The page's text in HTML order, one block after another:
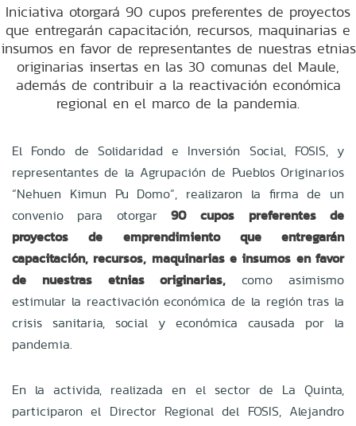
Iniciativa otorgará 90 cupos preferentes de proyectos
que entregarán capacitación, recursos, maquinarias e
insumos en favor de representantes de nuestras etnias
originarias insertas en las 30 comunas del Maule,
además de contribuir a la reactivación económica
regional en el marco de la pandemia.
El Fondo de Solidaridad e Inversión Social, FOSIS, y
representantes de la Agrupación de Pueblos Originarios
“Nehuen Kimun Pu Domo”, realizaron la firma de un
convenio para otorgar 90 cupos preferentes de
proyectos de emprendimiento que entregarán
capacitación, recursos, maquinarias e insumos en favor
de nuestras etnias originarias, como asimismo
estimular la reactivación económica de la región tras la
crisis sanitaria, social y económica causada por la
pandemia.
En la activida, realizada en el sector de La Quinta,
participaron el Director Regional del FOSIS, Alejandro